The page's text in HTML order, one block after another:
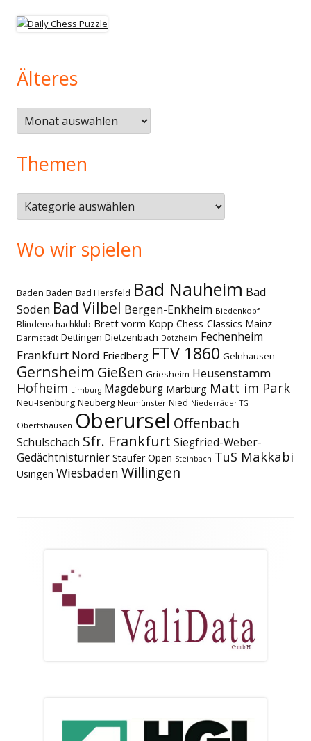
Älteres
Älteres
Themen
Themen
Wo wir spielen
Baden Baden Bad Hersfeld Bad Nauheim Bad
Soden Bad Vilbel Bergen-Enkheim Biedenkopf
Blindenschachklub Brett vorm Kopp Chess-Classics Mainz
Darmstadt Dettingen Dietzenbach Dotzheim Fechenheim
Frankfurt Nord Friedberg FTV 1860 Gelnhausen
Gernsheim Gießen Griesheim Heusenstamm
Hofheim Limburg Magdeburg Marburg Matt im Park
Neu-Isenburg Neuberg Neumünster Nied Niederräder TG
Obertshausen Oberursel Offenbach
Schulschach Sfr. Frankfurt Siegfried-Weber-
Gedächtnisturnier Staufer Open Steinbach TuS Makkabi
Usingen Wiesbaden Willingen